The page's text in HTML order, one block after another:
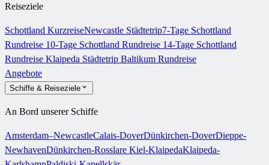
Reiseziele
Schottland KurzreiseNewcastle Städtetrip7-Tage Schottland
Rundreise 10-Tage Schottland Rundreise 14-Tage Schottland
Rundreise Klaipeda Städtetrip Baltikum Rundreise
Angebote
Schiffe & Reiseziele
An Bord unserer Schiffe
Amsterdam–NewcastleCalais-DoverDünkirchen-DoverDieppe-
NewhavenDünkirchen-Rosslare Kiel-KlaipedaKlaipeda-